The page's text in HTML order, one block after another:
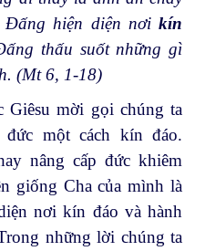
hiện diện nơi kín
thấu suốt những gì
(Mt 6, 1-18)
mời gọi chúng ta
đức một cách kín đáo.
nâng cấp đức khiêm
giống Cha của mình là
nơi kín đáo và hành
những lời chúng ta